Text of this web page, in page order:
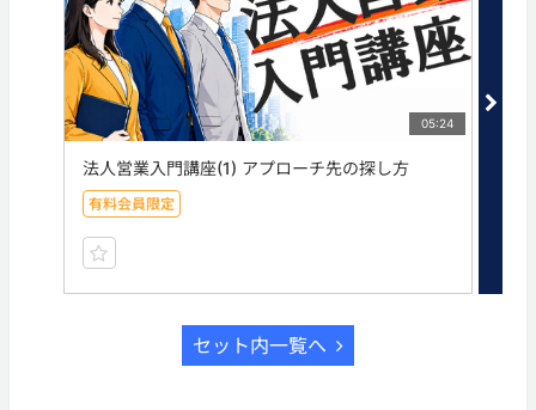
05:24
法人営業入門講座(1) アプローチ先の探し方
有料会員限定
セット内一覧へ